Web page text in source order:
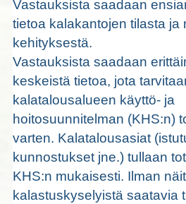
Vastauksista saadaan
tietoa kalakantojen tilasta ja
kehityksestä.
Vastauksista saadaan
keskeistä tietoa, jota
kalatalousalueen käyttö- ja
hoitosuunnitelman (KHS:n)
varten. Kalatalousasiat
kunnostukset jne.) tullaan
KHS:n mukaisesti. Ilman
kalastuskyselyistä saatavia